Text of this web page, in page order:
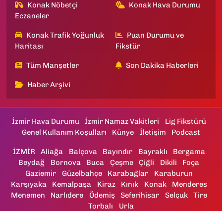
Konak Nöbetçi
Eczaneler
Konak Hava Durumu
Konak Trafik Yoğunluk
Haritası
Puan Durumu ve
Fikstür
Tüm Manşetler Son Dakika Haberleri
Haber Arşivi
İzmir Hava Durumu İzmir Namaz Vakitleri
Lig Fikstürü
Genel Kullanım Koşulları
Künye İletişim Podcast
İZMİR Aliağa Balçova Bayındır Bayraklı
Bergama
Beydağ
Bornova Buca Çeşme Çiğli Dikili
Foça
Gaziemir
Güzelbahçe Karabağlar
Karaburun
Karşıyaka
Kemalpaşa Kiraz Kınık Konak
Menderes
Menemen
Narlıdere Ödemiş Seferihisar Selçuk
Tire
Torbalı
Urla